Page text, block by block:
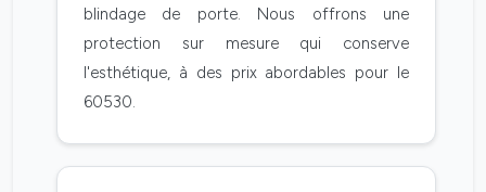
blindage de porte. Nous offrons une
protection sur mesure qui conserve
l'esthétique, à des prix abordables pour le
60530.